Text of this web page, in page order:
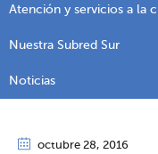
Atención y servicios a la
Nuestra Subred Sur
Noticias
octubre 28, 2016